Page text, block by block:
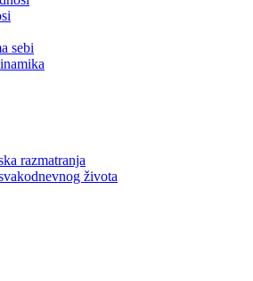
sebi
razmatranja
života